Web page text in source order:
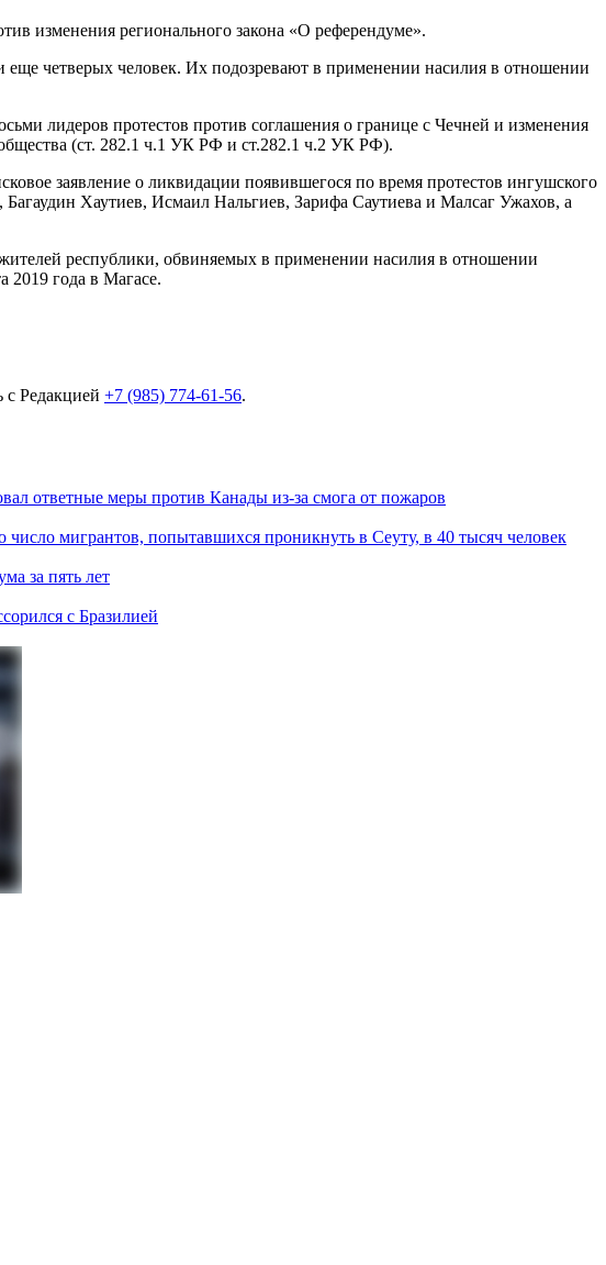
изменения регионального закона «О референдуме».
еще четверых человек. Их подозревают в применении насилия в отношении
лидеров протестов против соглашения о границе с Чечней и изменения
(ст. 282.1 ч.1 УК РФ и ст.282.1 ч.2 УК РФ).
заявление о ликвидации появившегося по время протестов ингушского
Хаутиев, Исмаил Нальгиев, Зарифа Саутиева и Малсаг Ужахов, а
республики, обвиняемых в применении насилия в отношении
2019 года в Магасе.
Редакцией +7 (985) 774-61-56.